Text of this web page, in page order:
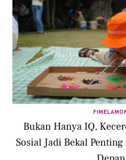
Bukan Hanya IQ,
Sosial Jadi Bekal